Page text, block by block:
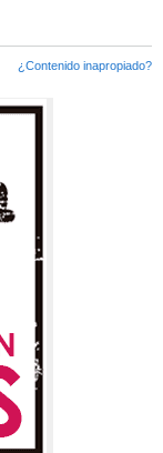
¿Contenido inapropiado?